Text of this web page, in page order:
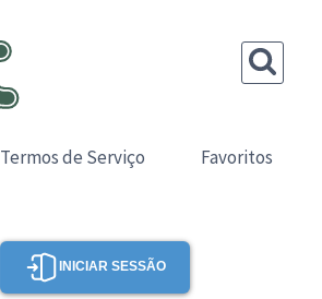
Termos de Serviço Favoritos
INICIAR SESSÃO